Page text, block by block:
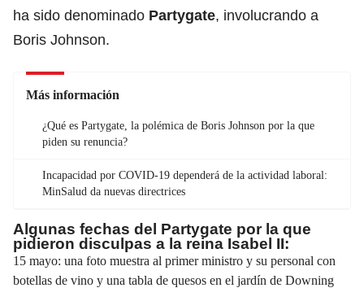
ha sido denominado Partygate, involucrando a
Boris Johnson.
Más información
¿Qué es Partygate, la polémica de Boris Johnson por la que
piden su renuncia?
Incapacidad por COVID-19 dependerá de la actividad laboral:
MinSalud da nuevas directrices
Algunas fechas del Partygate por la que
pidieron disculpas a la reina Isabel II:
15 mayo: una foto muestra al primer ministro y su personal con
botellas de vino y una tabla de quesos en el jardín de Downing